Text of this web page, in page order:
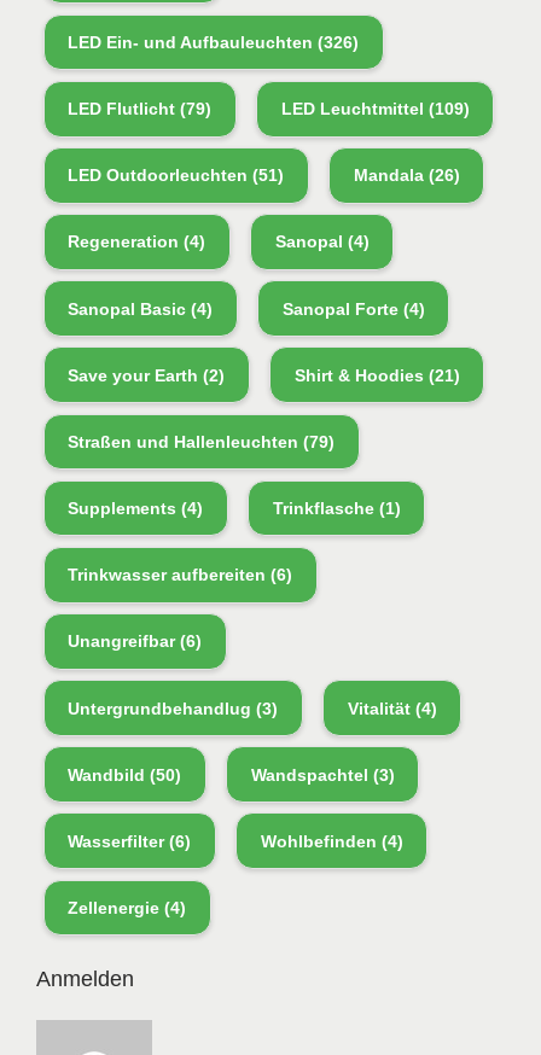
LED Ein- und Aufbauleuchten (326)
LED Flutlicht (79) LED Leuchtmittel (109)
LED Outdoorleuchten (51) Mandala(26)
Regeneration (4) Sanopal (4)
Sanopal Basic (4) Sanopal Forte(4)
Save your Earth (2) Shirt & Hoodies (21)
Straßen und Hallenleuchten (79)
Supplements (4) Trinkflasche(1)
Trinkwasser aufbereiten (6)
Unangreifbar(6)
Untergrundbehandlug (3) Vitalität(4)
Wandbild (50) Wandspachtel (3)
Wasserfilter(6) Wohlbefinden (4)
Zellenergie (4)
Anmelden